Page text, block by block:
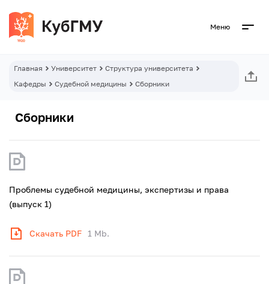
Меню
Главная Университет
Структура университета
Кафедры
Судебной медицины Сборники
Сборники
Проблемы судебной медицины, экспертизы и права
(выпуск 1)
Скачать PDF 1 Mb.